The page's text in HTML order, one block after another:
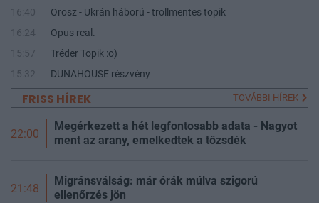
16:40
Orosz - Ukrán háború - trollmentes topik
16:24
Opus real.
15:57
Tréder Topik :o)
15:32
DUNAHOUSE részvény
FRISS HÍREK TOVÁBBI HÍREK
22:00
Megérkezett a hét legfontosabb adata - Nagyot
ment az arany, emelkedtek a tőzsdék
21:48
Migránsválság: már órák múlva szigorú
ellenőrzés jön